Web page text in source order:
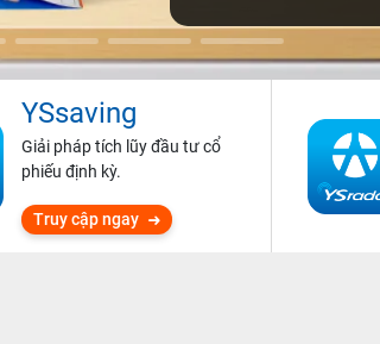
YSsaving
Giải pháp tích lũy đầu tư cổ
phiếu định kỳ.
Truy cập ngay